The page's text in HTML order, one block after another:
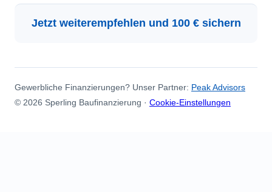
Jetzt weiterempfehlen und 100 € sichern
Gewerbliche Finanzierungen? Unser Partner: Peak Advisors
© 2026 Sperling Baufinanzierung · Cookie-Einstellungen